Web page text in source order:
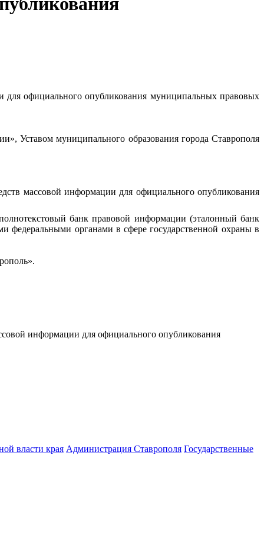
официального опубликования муниципальных правовых
Уставом муниципального образования города Ставрополя
массовой информации для официального опубликования
банк правовой информации (эталонный банк
федеральными органами в сфере государственной охраны в
информации для официального опубликования
власти края Администрация Ставрополя Государственные